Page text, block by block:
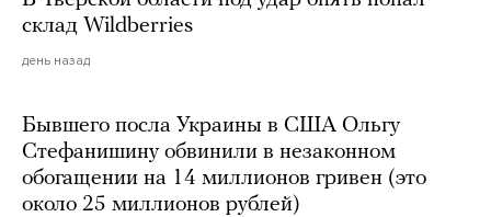
склад Wildberries
день назад
Бывшего посла Украины в США Ольгу
Стефанишину обвинили в незаконном
обогащении на 14 миллионов гривен (это
около 25 миллионов рублей)